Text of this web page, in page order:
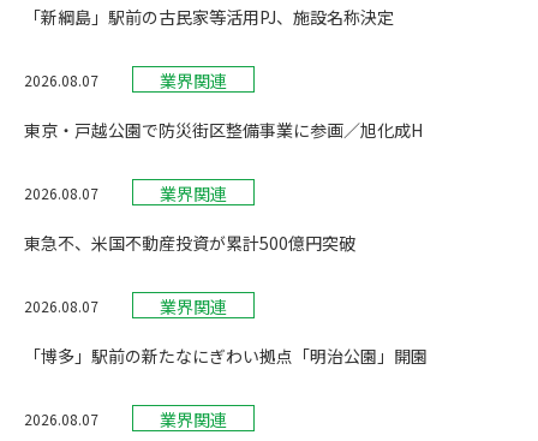
「新綱島」駅前の古民家等活用PJ、施設名称決定
2026.08.07 業界関連
東京・戸越公園で防災街区整備事業に参画／旭化成H
2026.08.07 業界関連
東急不、米国不動産投資が累計500億円突破
2026.08.07 業界関連
「博多」駅前の新たなにぎわい拠点「明治公園」開園
2026.08.07 業界関連